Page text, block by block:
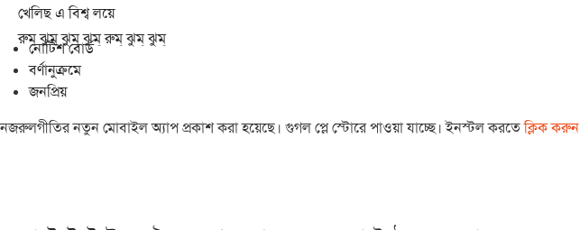
খেলিছ এ বিশ্ব লয়ে
রুম্ ঝুম্ ঝুম্ ঝুম্ রুম্ ঝুম্ ঝুম্
নোটিশ বোর্ড
বর্ণানুক্রমে
জনপ্রিয়
নজরুলগীতির নতুন মোবাইল অ্যাপ প্রকাশ করা হয়েছে। গুগল প্লে স্টোরে পাওয়া যাচ্ছে। ইনস্টল করতেক্লিক করুন